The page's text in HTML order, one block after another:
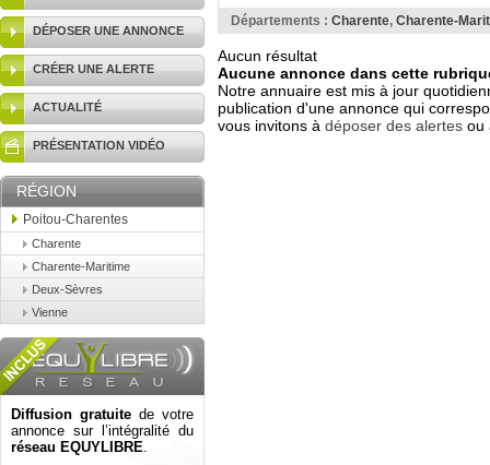
DÉPOSER UNE ANNONCE
CRÉER UNE ALERTE
ACTUALITÉ
PRÉSENTATION VIDÉO
RÉGION
Poitou-Charentes
Charente
Charente-Maritime
Deux-Sèvres
Vienne
Diffusion gratuite de votre
annonce sur l’intégralité du
réseau EQUYLIBRE.
Départements : Charente, Charente-
Aucun résultat
Aucune annonce dans cette
Notre annuaire est mis à jour
publication d'une annonce qui
vous invitons à déposer des alertes ou